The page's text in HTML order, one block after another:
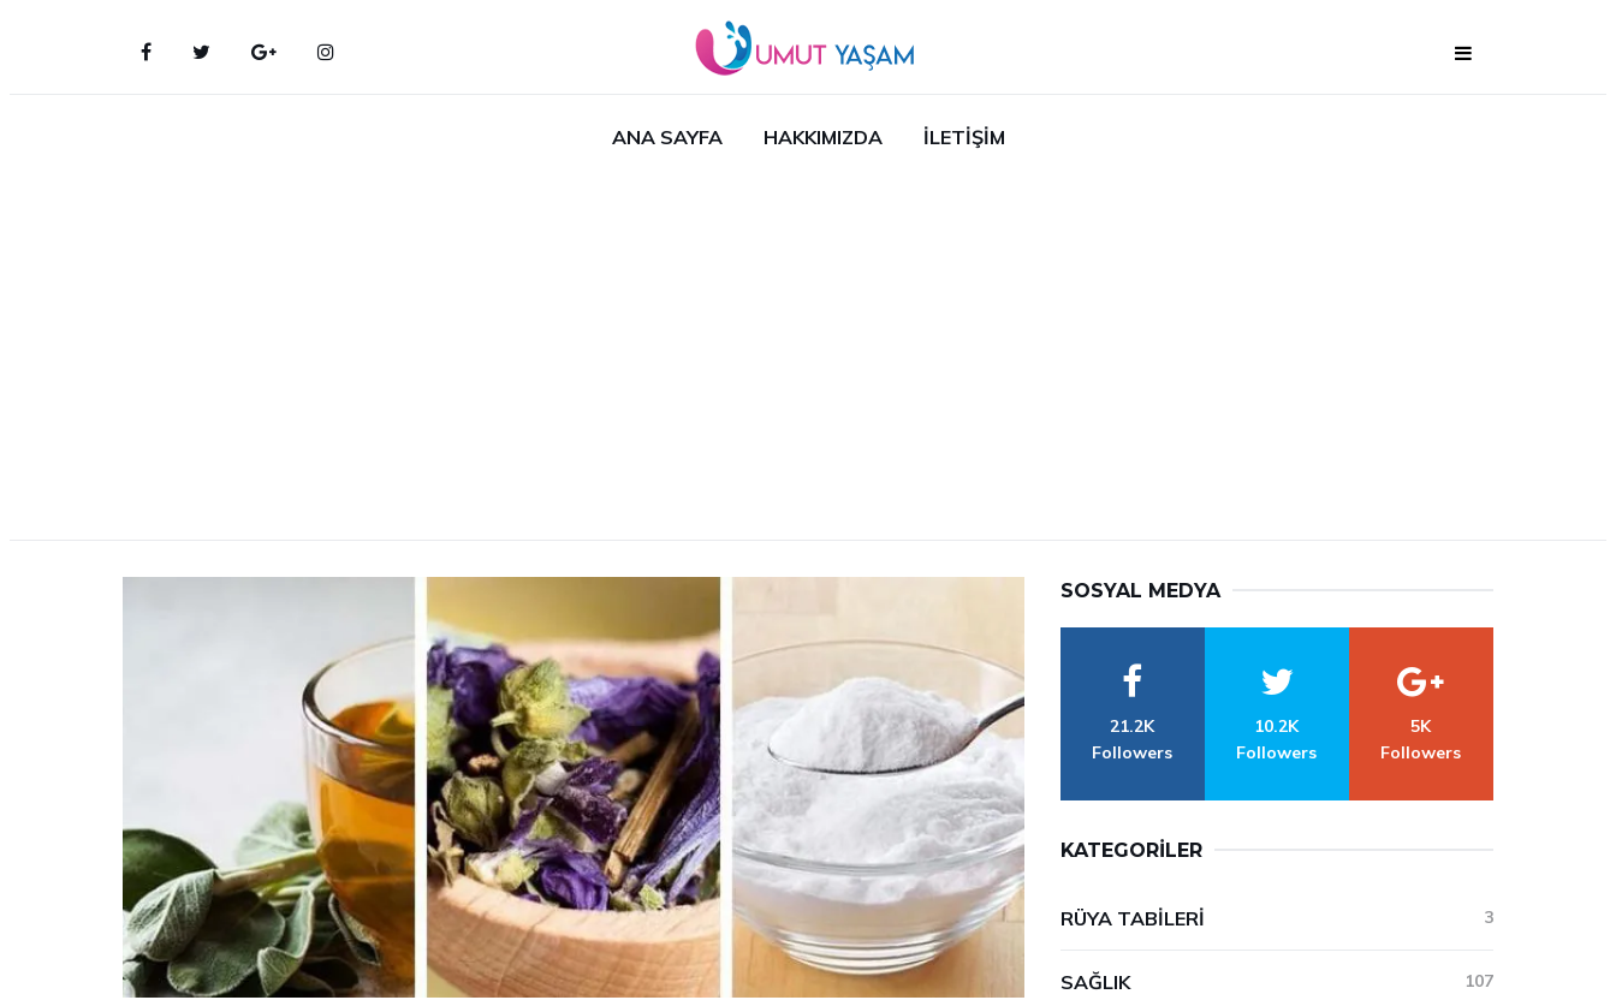
ANA SAYFA HAKKIMIZDA İLETIŞIM
SOSYAL MEDYA
21.2K
Followers
10.2K
Followers
5K
Followers
KATEGORILER
RÜYA TABILERI 3
SAĞLIK 107